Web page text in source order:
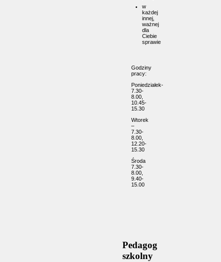
w
każdej
innej,
ważnej
dla
Ciebie
sprawie
Godziny
pracy:
Poniedziałek-
7.30-
8.00,
10.45-
15.30
Wtorek
–
7.30-
8.00,
12.20-
15.30
Środa
7.30-
8.00,
9.40-
15.00
Pedagog
szkolny